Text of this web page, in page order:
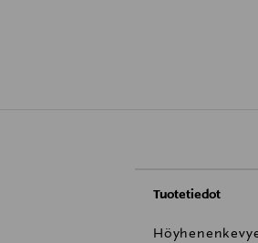
Tuotetiedot